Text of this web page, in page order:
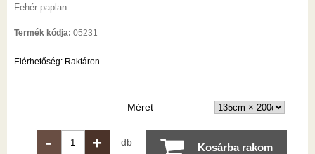
Fehér paplan.
Termék kódja: 05231
Elérhetőség: Raktáron
Méret
- + db Kosárba rakom